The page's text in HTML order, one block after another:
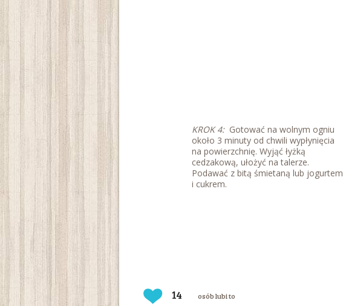
KROK 4:Gotować na wolnym ogniu
około 3 minuty od chwili wypłynięcia
na powierzchnię. Wyjąć łyżką
cedzakową, ułożyć na talerze.
Podawać z bitą śmietaną lub jogurtem
i cukrem.
14 osób lubi to